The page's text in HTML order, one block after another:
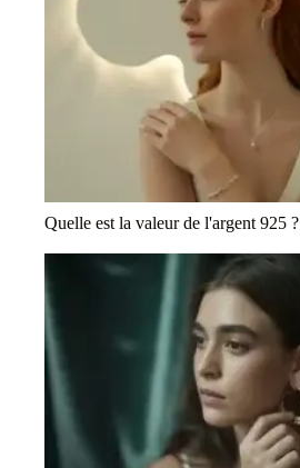
Quelle est la valeur de l'argent 925 ?